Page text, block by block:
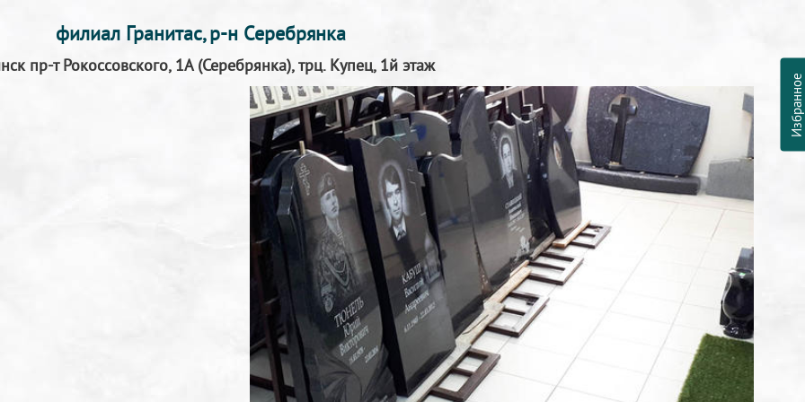
филиал Гранитас, р-н Серебрянка
пр-т Рокоссовского, 1А (Серебрянка), трц. Купец, 1й этаж